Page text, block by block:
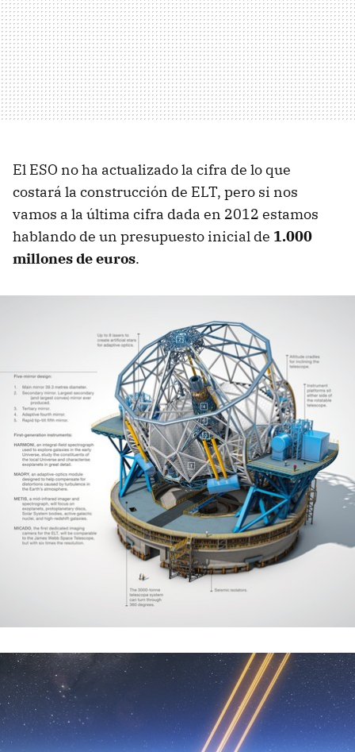
El ESO no ha actualizado la cifra de lo que
costará la construcción de ELT, pero si nos
vamos a la última cifra dada en 2012 estamos
hablando de un presupuesto inicial de 1.000
millones de euros.